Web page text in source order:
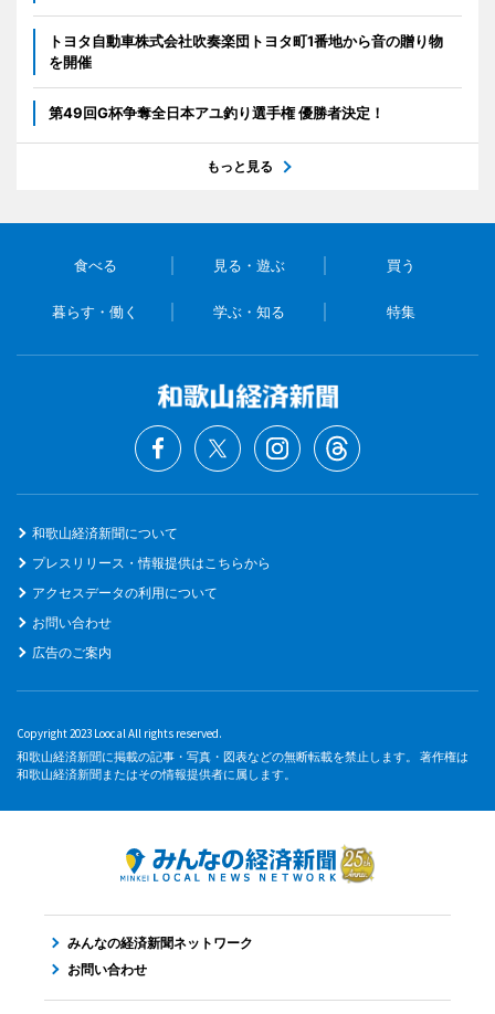
トヨタ自動車株式会社吹奏楽団トヨタ町1番地から音の贈り物
を開催
第49回G杯争奪全日本アユ釣り選手権 優勝者決定！
もっと見る
食べる 見る・遊ぶ 買う
暮らす・働く 学ぶ・知る 特集
和歌山経済新聞について
プレスリリース・情報提供はこちらから
アクセスデータの利用について
お問い合わせ
広告のご案内
Copyright 2023 Loocal All rights reserved.
和歌山経済新聞に掲載の記事・写真・図表などの無断転載を禁止します。 著作権は
和歌山経済新聞またはその情報提供者に属します。
みんなの経済新聞ネットワーク
お問い合わせ